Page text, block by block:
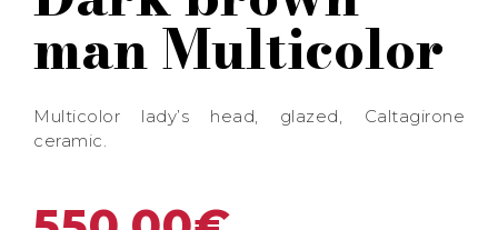
man Multicolor
Multicolor lady’s head, glazed, Caltagirone
ceramic.